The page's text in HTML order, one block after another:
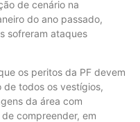
de cenário na
do ano passado,
sofreram ataques
os peritos da PF devem
todos os vestígios,
da área com
compreender, em